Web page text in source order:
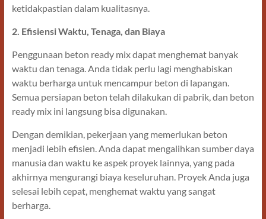
ketidakpastian dalam kualitasnya.
2. Efisiensi Waktu, Tenaga, dan Biaya
Penggunaan beton ready mix dapat menghemat banyak
waktu dan tenaga. Anda tidak perlu lagi menghabiskan
waktu berharga untuk mencampur beton di lapangan.
Semua persiapan beton telah dilakukan di pabrik, dan beton
ready mix ini langsung bisa digunakan.
Dengan demikian, pekerjaan yang memerlukan beton
menjadi lebih efisien. Anda dapat mengalihkan sumber daya
manusia dan waktu ke aspek proyek lainnya, yang pada
akhirnya mengurangi biaya keseluruhan. Proyek Anda juga
selesai lebih cepat, menghemat waktu yang sangat
berharga.